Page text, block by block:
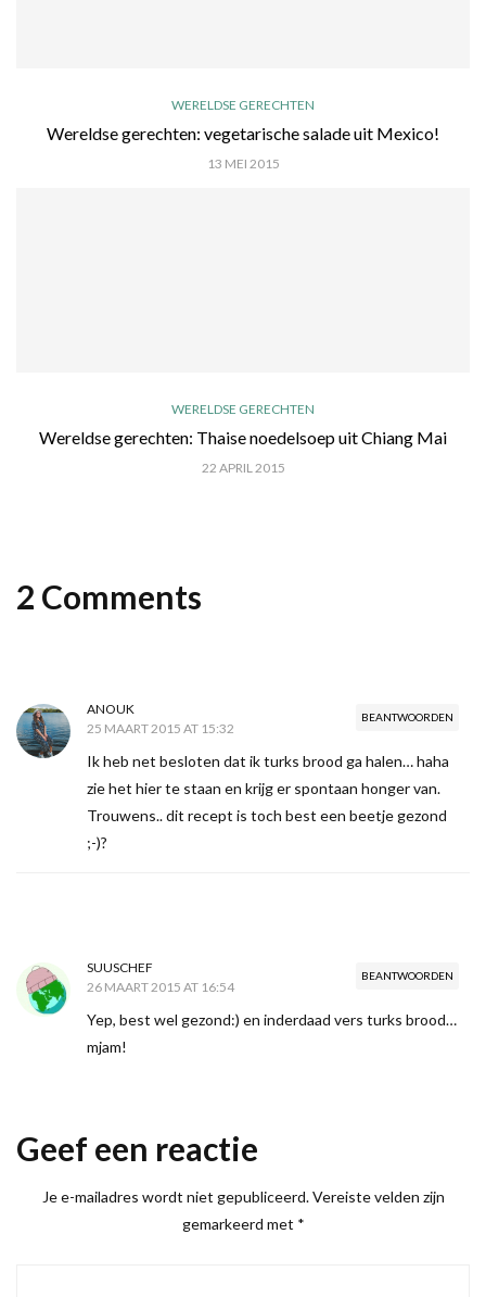
WERELDSE GERECHTEN
Wereldse gerechten: vegetarische salade uit Mexico!
13 MEI 2015
WERELDSE GERECHTEN
Wereldse gerechten: Thaise noedelsoep uit Chiang Mai
22 APRIL 2015
2 Comments
BEANTWOORDEN
ANOUK
25 MAART 2015 AT 15:32
Ik heb net besloten dat ik turks brood ga halen… haha
zie het hier te staan en krijg er spontaan honger van.
Trouwens.. dit recept is toch best een beetje gezond
;-)?
BEANTWOORDEN
SUUSCHEF
26 MAART 2015 AT 16:54
Yep, best wel gezond:) en inderdaad vers turks brood…
mjam!
Geef een reactie
Je e-mailadres wordt niet gepubliceerd. Vereiste velden zijn
gemarkeerd met *